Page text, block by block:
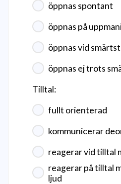
öppnas spontant
öppnas på
öppnas vid
öppnas ej trots
Tilltal:
fullt orienterad
kommunicerar
reagerar vid tilltal
reagerar på tilltal
ljud